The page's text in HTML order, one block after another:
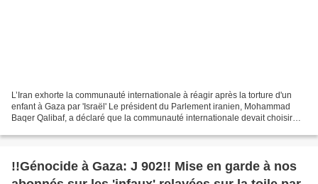
L’Iran exhorte la communauté internationale à réagir après la torture d'un
enfant à Gaza par 'Israël' Le président du Parlement iranien, Mohammad
Baqer Qalibaf, a déclaré que la communauté internationale devait choisir
!!Génocide à Gaza: J 902!! Mise en garde à nos